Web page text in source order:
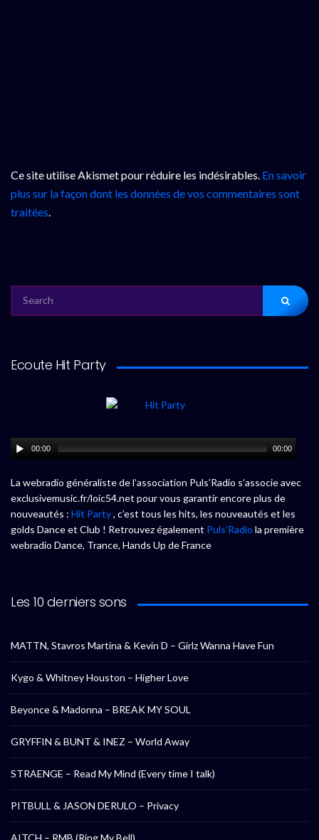
Ce site utilise Akismet pour réduire les indésirables. En savoir
plus sur la façon dont les données de vos commentaires sont
traitées.
FOR:
Ecoute Hit Party
00:00 00:00
La webradio généraliste de l’association Puls’Radio s’associe avec
exclusivemusic.fr/loic54.net pour vous garantir encore plus de
nouveautés : Hit Party, c’est tous les hits, les nouveautés et les
golds Dance et Club ! Retrouvez également Puls’Radio la première
webradio Dance, Trance, Hands Up de France
Les 10 derniers sons
MATTN, Stavros Martina & Kevin D – Girlz Wanna Have Fun
Kygo & Whitney Houston – Higher Love
Beyonce & Madonna – BREAK MY SOUL
GRYFFIN & BUNT & INEZ – World Away
STRAENGE – Read My Mind (Every time I talk)
PITBULL & JASON DERULO – Privacy